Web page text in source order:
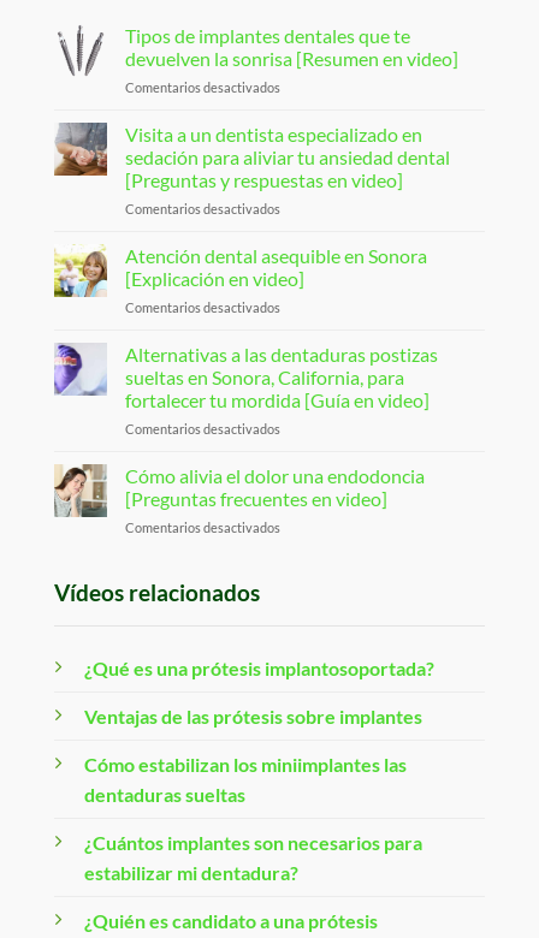
Tipos de implantes dentales que te
devuelven la sonrisa [Resumen en video]
Comentarios desactivados
Dental
Implants
That
Smile
[Video
Overview]
Visita a un dentista especializado en
sedación para aliviar tu ansiedad dental
[Preguntas y respuestas en video]
Comentarios desactivados
Sedation
Dentist
Your
Dental
Anxiety
[Video
Atención dental asequible en Sonora
[Explicación en video]
Comentarios desactivados
Sonora
Dental
Care
[Video
Alternativas a las dentaduras postizas
sueltas en Sonora, California, para
fortalecer tu mordida [Guía en video]
Comentarios desactivados
Alternatives
in
Guide]
Cómo alivia el dolor una endodoncia
[Preguntas frecuentes en video]
Comentarios desactivados
Relief
FAQs]
Vídeos relacionados
¿Qué es una prótesis implantosoportada?
Ventajas de las prótesis sobre implantes
Cómo estabilizan los miniimplantes las
dentaduras sueltas
¿Cuántos implantes son necesarios para
estabilizar mi dentadura?
¿Quién es candidato a una prótesis